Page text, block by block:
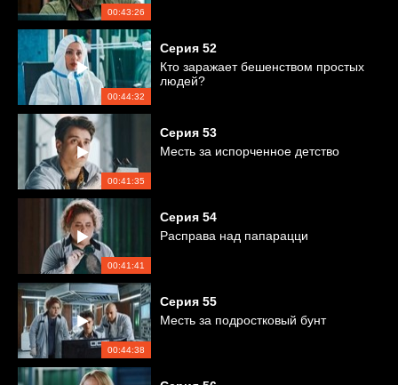
00:43:26
00:44:32
Серия 52
Кто заражает бешенством простых
людей?
00:41:35
Серия 53
Месть за испорченное детство
00:41:41
Серия 54
Расправа над папарацци
00:44:38
Серия 55
Месть за подростковый бунт